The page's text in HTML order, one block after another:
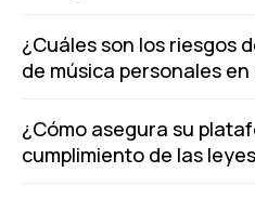
¿Cuáles son los riesgos
de música personales en
¿Cómo asegura su
cumplimiento de las